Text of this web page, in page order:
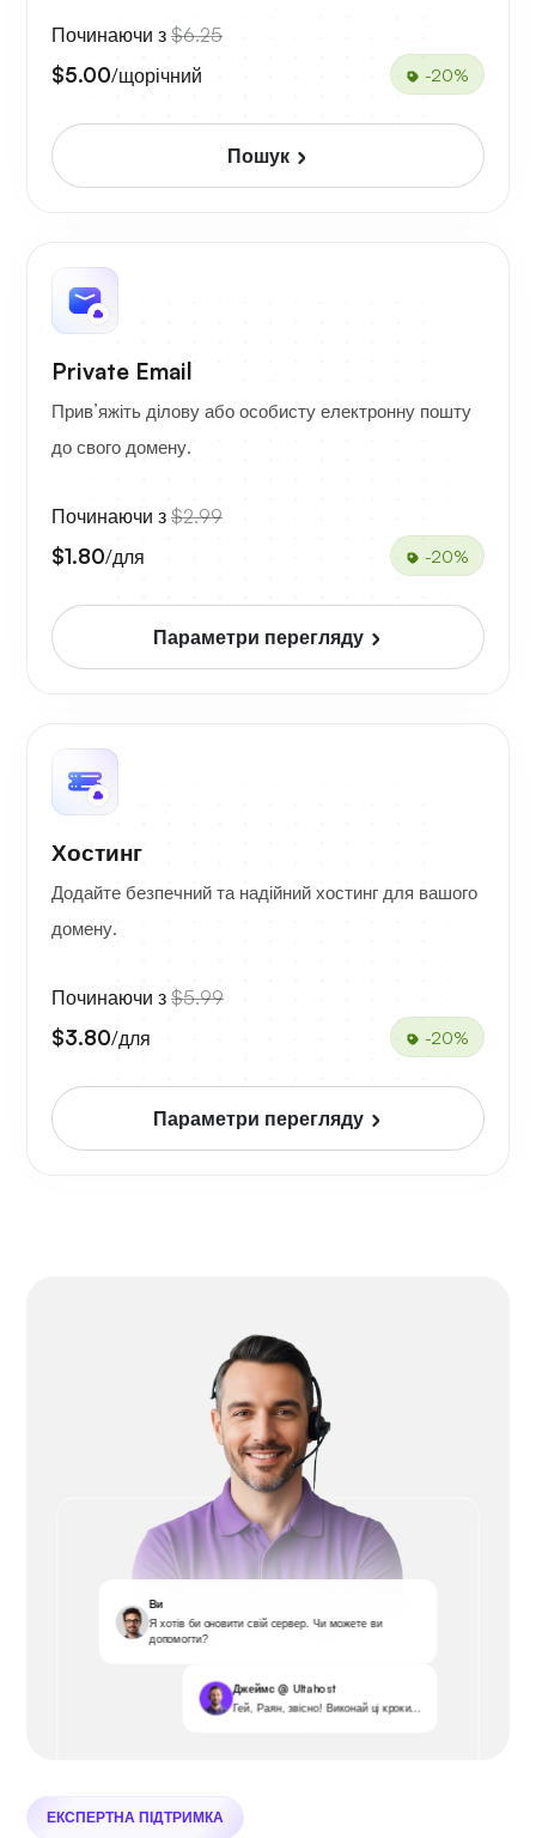
Починаючи з $6.25
$5.00/щорічний -20%
Пошук
Private Email
Прив’яжіть ділову або особисту електронну пошту
до свого домену.
Починаючи з $2.99
$1.80/для -20%
Параметри перегляду
Хостинг
Додайте безпечний та надійний хостинг для вашого
домену.
Починаючи з $5.99
$3.80/для -20%
Параметри перегляду
Ви
Я хотів би оновити свій сервер. Чи можете ви
допомогти?
Джеймс @ Ultahost
Гей, Раян, звісно! Виконай ці кроки...
ЕКСПЕРТНА ПІДТРИМКА